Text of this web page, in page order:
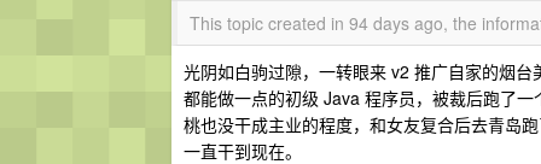
This topic created in 94 days ago, the
光阴如白驹过隙，一转眼来 v2 推广自家的烟
都能做一点的初级 Java 程序员，被裁后跑了
桃也没干成主业的程度，和女友复合后去青岛
一直干到现在。